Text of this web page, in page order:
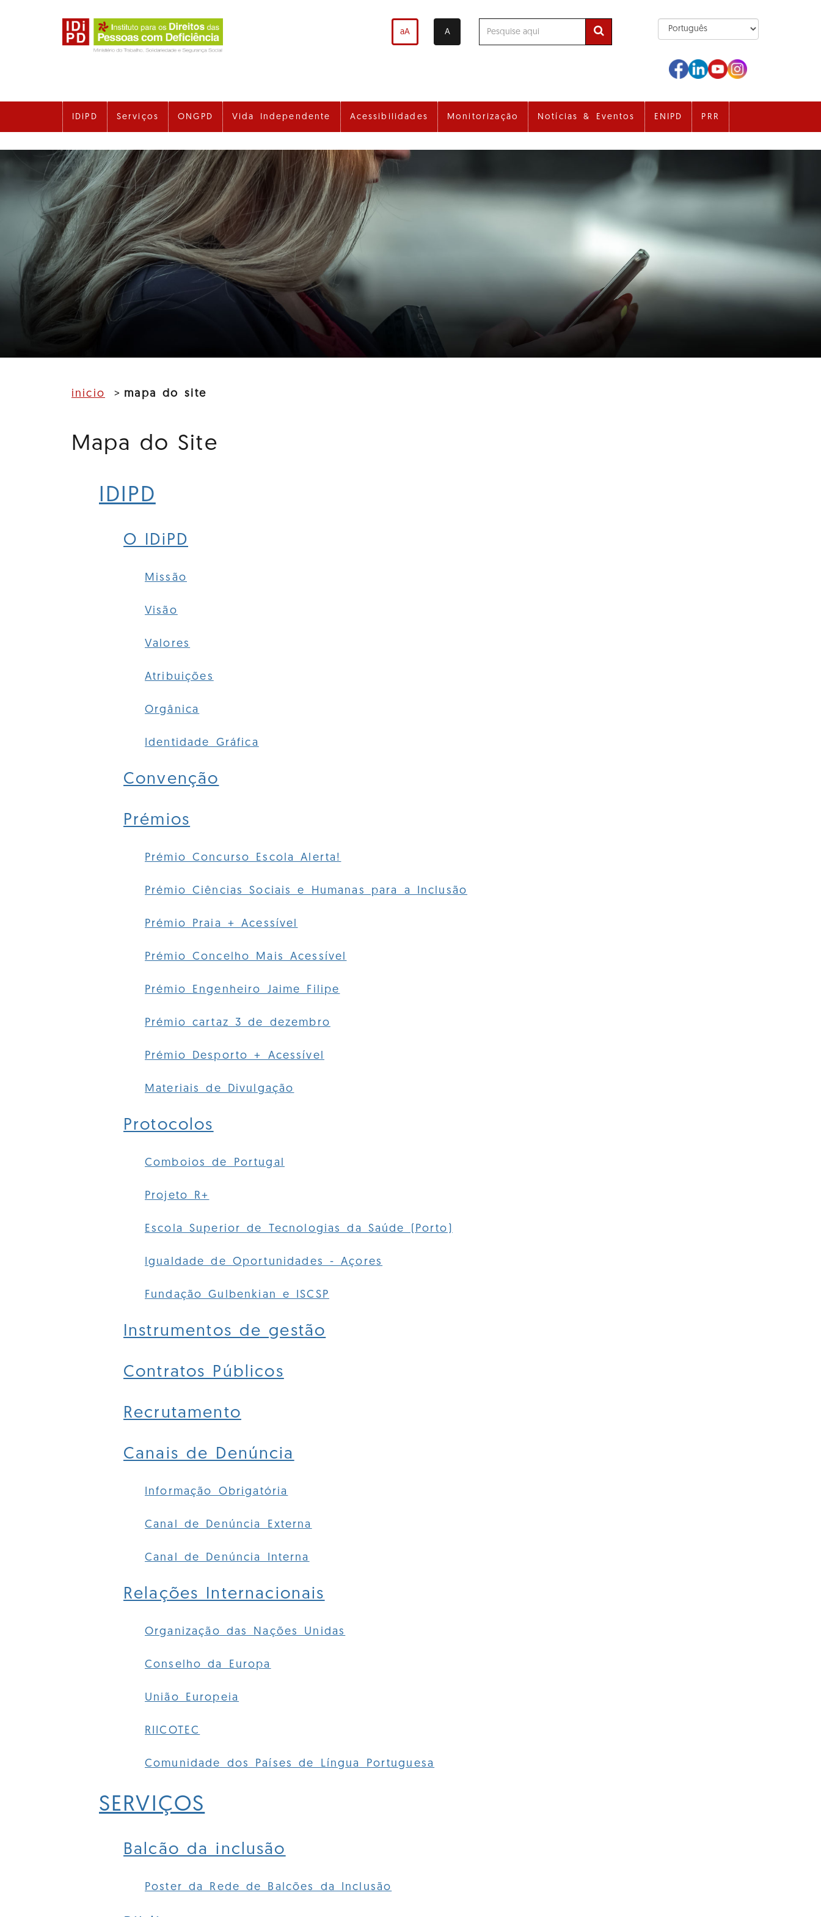
aA A
IDiPD Serviços ONGPD Vida Independente Acessibilidades Monitorização Notícias & Eventos ENIPD PRR
inicio mapa do site
Mapa do Site
IDIPD
O IDiPD
Missão
Visão
Valores
Atribuições
Orgânica
Identidade Gráfica
Convenção
Prémios
Prémio Concurso Escola Alerta!
Prémio Ciências Sociais e Humanas para a Inclusão
Prémio Praia + Acessível
Prémio Concelho Mais Acessível
Prémio Engenheiro Jaime Filipe
Prémio cartaz 3 de dezembro
Prémio Desporto + Acessível
Materiais de Divulgação
Protocolos
Comboios de Portugal
Projeto R+
Escola Superior de Tecnologias da Saúde (Porto)
Igualdade de Oportunidades - Açores
Fundação Gulbenkian e ISCSP
Instrumentos de gestão
Contratos Públicos
Recrutamento
Canais de Denúncia
Informação Obrigatória
Canal de Denúncia Externa
Canal de Denúncia Interna
Relações Internacionais
Organização das Nações Unidas
Conselho da Europa
União Europeia
RIICOTEC
Comunidade dos Países de Língua Portuguesa
SERVIÇOS
Balcão da inclusão
Poster da Rede de Balcões da Inclusão